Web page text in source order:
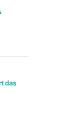
das